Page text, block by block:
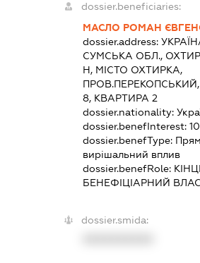
dossier.beneficiaries:
МАСЛО РОМАН
dossier.address:
СУМСЬКА ОБЛ.,
Н, МІСТО ОХТИРКА,
8, КВАРТИРА 2
dossier.nationality:
dossier.benefInterest:
dossier.benefType:
вирішальний вплив
dossier.benefRole:
БЕНЕФІЦІАРНИЙ
dossier.smida: